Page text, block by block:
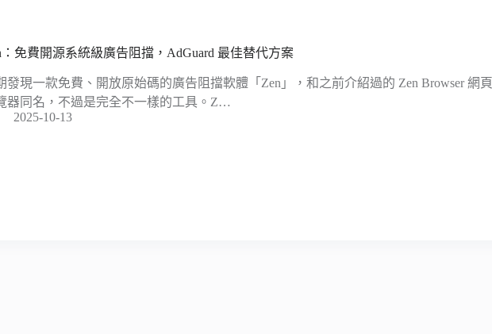
：免費開源系統級廣告阻擋，AdGuard 最佳替代方案
發現一款免費、開放原始碼的廣告阻擋軟體「Zen」，和之前介紹過的 Zen Browser 網頁
器同名，不過是完全不一樣的工具。Z…
2025-10-13